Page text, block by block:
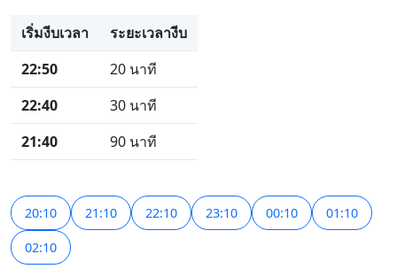
เริ่มงีบเวลา
ระยะเวลางีบ
22:50
20 นาที
22:40
30 นาที
21:40
90 นาที
20:10 21:10 22:10 23:10 00:10 01:10
02:10